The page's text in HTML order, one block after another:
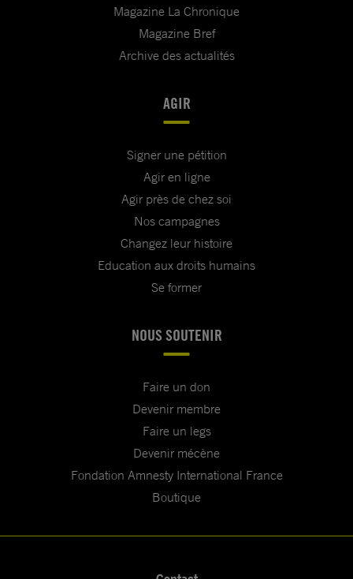
Magazine La Chronique
Magazine Bref
Archive des actualités
AGIR
Signer une pétition
Agir en ligne
Agir près de chez soi
Nos campagnes
Changez leur histoire
Education aux droits humains
Se former
NOUS SOUTENIR
Faire un don
Devenir membre
Faire un legs
Devenir mécène
Fondation Amnesty International France
Boutique